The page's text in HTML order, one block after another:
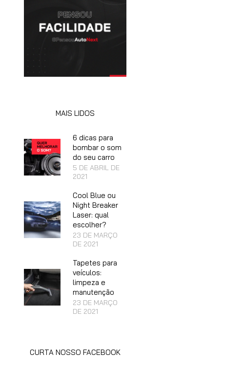
MAIS LIDOS
6 dicas para
bombar o som
do seu carro
5 DE ABRIL DE
2021
Cool Blue ou
Night Breaker
Laser: qual
escolher?
23 DE MARÇO
DE 2021
Tapetes para
veículos:
limpeza e
manutenção
23 DE MARÇO
DE 2021
CURTA NOSSO FACEBOOK